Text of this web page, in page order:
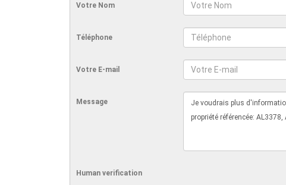
Votre Nom
Téléphone
Votre E-mail
Message
Human verification